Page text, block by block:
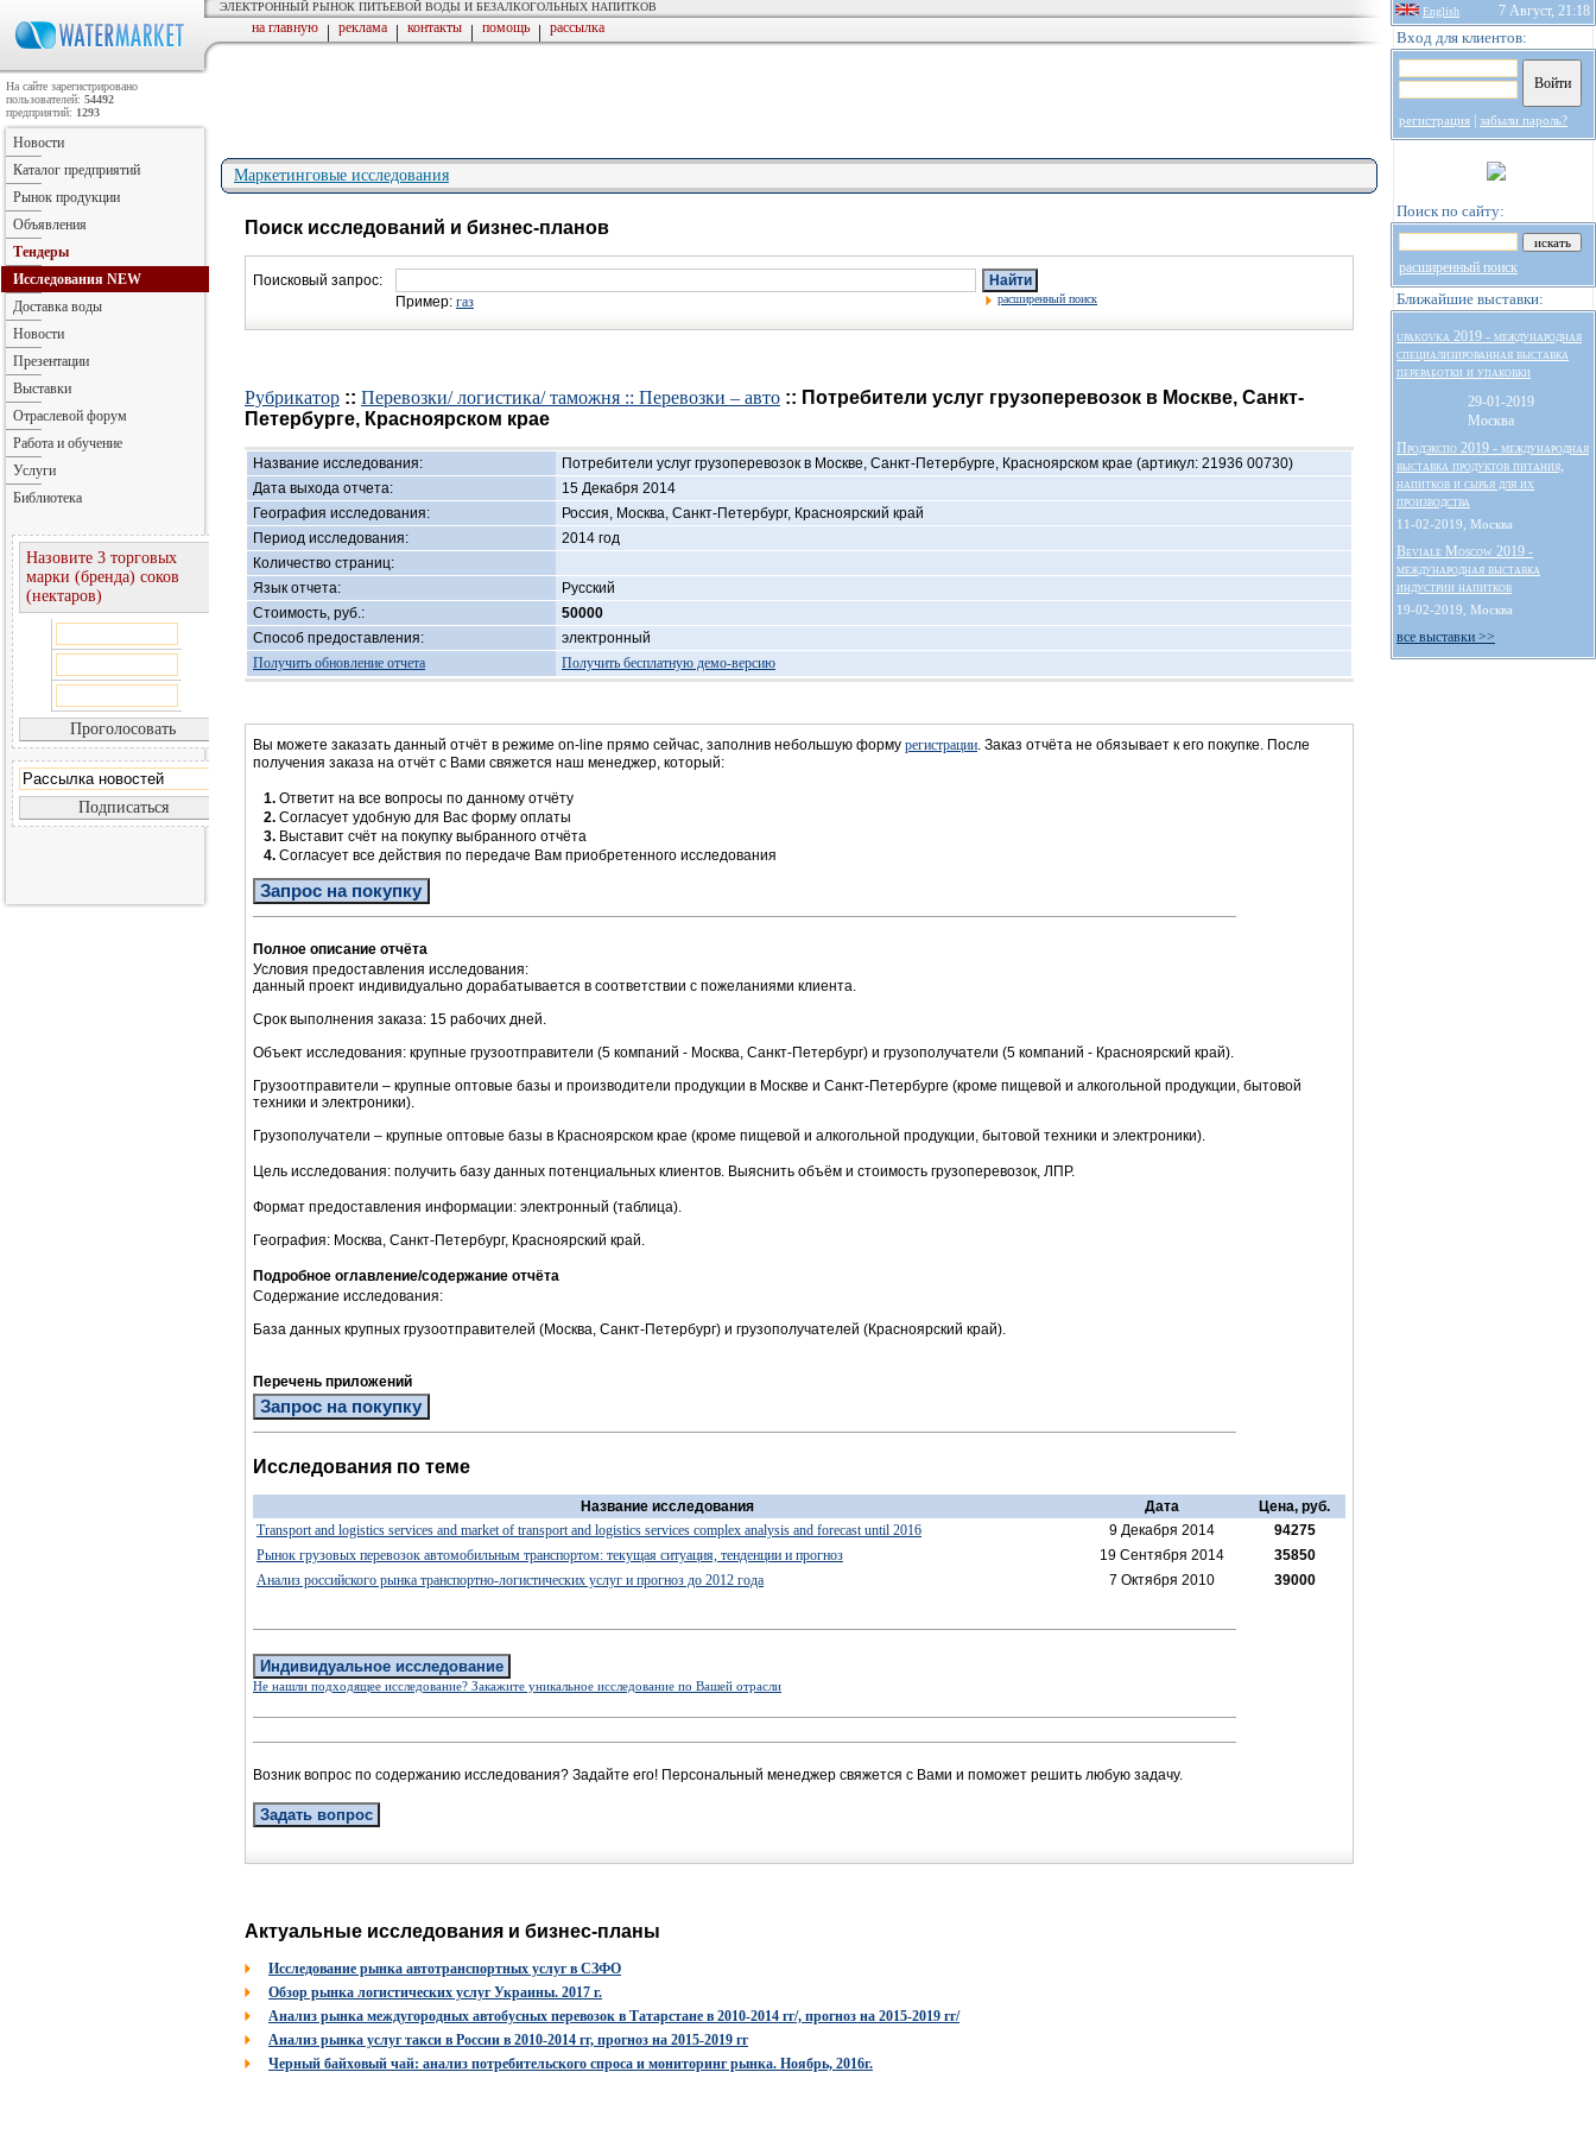
ЭЛЕКТРОННЫЙ РЫНОК ПИТЬЕВОЙ ВОДЫ И БЕЗАЛКОГОЛЬНЫХ НАПИТКОВ
на главную | реклама | контакты | помощь | рассылка
Маркетинговые исследования
Поиск исследований и бизнес-планов
Поисковый запрос:
Найти
Пример: газ расширенный поиск
Рубрикатор :: Перевозки/ логистика/ таможня :: Перевозки – авто :: Потребители услуг грузоперевозок в Москве, Санкт-
Петербурге, Красноярском крае
Название исследования:
Потребители услуг грузоперевозок в Москве, Санкт-Петербурге, Красноярском крае (артикул: 21936 00730)
Дата выхода отчета:
15 Декабря 2014
География исследования:
Россия, Москва, Санкт-Петербург, Красноярский край
Период исследования:
2014 год
Количество страниц:
Язык отчета:
Русский
Стоимость, руб.:
50000
Способ предоставления:
электронный
Получить обновление отчета
Получить бесплатную демо-версию
Вы можете заказать данный отчёт в режиме on-line прямо сейчас, заполнив небольшую форму регистрации. Заказ отчёта не обязывает к его покупке. После
получения заказа на отчёт с Вами свяжется наш менеджер, который:
1. Ответит на все вопросы по данному отчёту
2. Согласует удобную для Вас форму оплаты
3. Выставит счёт на покупку выбранного отчёта
4. Согласует все действия по передаче Вам приобретенного исследования
Запрос на покупку
Полное описание отчёта
Условия предоставления исследования:
данный проект индивидуально дорабатывается в соответствии с пожеланиями клиента.
Срок выполнения заказа: 15 рабочих дней.
Объект исследования: крупные грузоотправители (5 компаний - Москва, Санкт-Петербург) и грузополучатели (5 компаний - Красноярский край).
Грузоотправители – крупные оптовые базы и производители продукции в Москве и Санкт-Петербурге (кроме пищевой и алкогольной продукции, бытовой
техники и электроники).
Грузополучатели – крупные оптовые базы в Красноярском крае (кроме пищевой и алкогольной продукции, бытовой техники и электроники).
Цель исследования: получить базу данных потенциальных клиентов. Выяснить объём и стоимость грузоперевозок, ЛПР.
Формат предоставления информации: электронный (таблица).
География: Москва, Санкт-Петербург, Красноярский край.
Подробное оглавление/содержание отчёта
Содержание исследования:
База данных крупных грузоотправителей (Москва, Санкт-Петербург) и грузополучателей (Красноярский край).
Перечень приложений
Запрос на покупку
Исследования по теме
Название исследования Дата
Цена, руб.
Transport and logistics services and market of transport and logistics services complex analysis and forecast until 2016
9 Декабря 2014
94275
Рынок грузовых перевозок автомобильным транспортом: текущая ситуация, тенденции и прогноз
19 Сентября 2014
35850
Анализ российского рынка транспортно-логистических услуг и прогноз до 2012 года
7 Октября 2010 39000
Индивидуальное исследование
Не нашли подходящее исследование? Закажите уникальное исследование по Вашей отрасли
Возник вопрос по содержанию исследования? Задайте его! Персональный менеджер свяжется с Вами и поможет решить любую задачу.
Задать вопрос
Актуальные исследования и бизнес-планы
Исследование рынка автотранспортных услуг в СЗФО
Обзор рынка логистических услуг Украины. 2017 г.
Анализ рынка междугородных автобусных перевозок в Татарстане в 2010-2014 гг/, прогноз на 2015-2019 гг/
Анализ рынка услуг такси в России в 2010-2014 гг, прогноз на 2015-2019 гг
Черный байховый чай: анализ потребительского спроса и мониторинг рынка. Ноябрь, 2016г.
На сайте зарегистрировано
пользователей: 54492
предприятий: 1293
Новости
Каталог предприятий
Рынок продукции
Объявления
Тендеры
Исследования NEW
Доставка воды
Новости
Презентации
Выставки
Отраслевой форум
Работа и обучение
Услуги
Библиотека
Назовите 3 торговых
марки (бренда) соков
(нектаров)
English 7 Август, 21:18
Вход для клиентов:
регистрация забыли пароль?
Поиск по сайту:
расширенный поиск
Ближайшие выставки:
upakovka 2019 - международная
специализированная выставка
переработки и упаковки
29-01-2019
Москва
Продэкспо 2019 - международная
выставка продуктов питания,
напитков и сырья для их
производства
11-02-2019, Москва
Beviale Moscow 2019 -
международная выставка
индустрии напитков
19-02-2019, Москва
все выставки >>